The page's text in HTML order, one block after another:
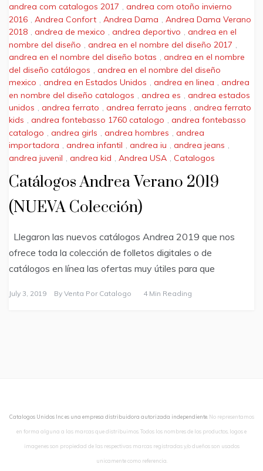
andrea com catalogos 2017 , andrea com otoño invierno
2016 , Andrea Confort , Andrea Dama , Andrea Dama Verano
2018 , andrea de mexico , andrea deportivo , andrea en el
nombre del diseño
andrea en el nombre del diseño 2017
andrea en el nombre del diseño botas , andrea en el nombre
del diseño catálogos
andrea en el nombre del diseño
mexico , andrea en Estados Unidos , andrea en linea , andrea
en nombre del diseño catalogos
andrea es
andrea estados
unidos , andrea ferrato , andrea ferrato jeans , andrea ferrato
kids , andrea fontebasso 1760 catalogo , andrea fontebasso
catalogo , andrea girls , andrea hombres , andrea
importadora , andrea infantil , andrea iu , andrea jeans ,
andrea juvenil , andrea kid , Andrea USA , Catalogos
Catálogos Andrea Verano 2019
(NUEVA Colección)
Llegaron las nuevos catálogos Andrea 2019 que nos
ofrece toda la colección de folletos digitales o de
catálogos en línea las ofertas muy útiles para que
July 3, 2019 By Venta Por Catalogo 4 Min Reading
Catalogos Unidos Inc es una empresa distribuidora autorizada independiente. No representamos
en forma alguna a las marcas que distribuimos. Todos los nombres de los productos, logos e
imagenes son propiedad de las respectivas marcas registradas y/o dueños son usados
unicamente como referencia.